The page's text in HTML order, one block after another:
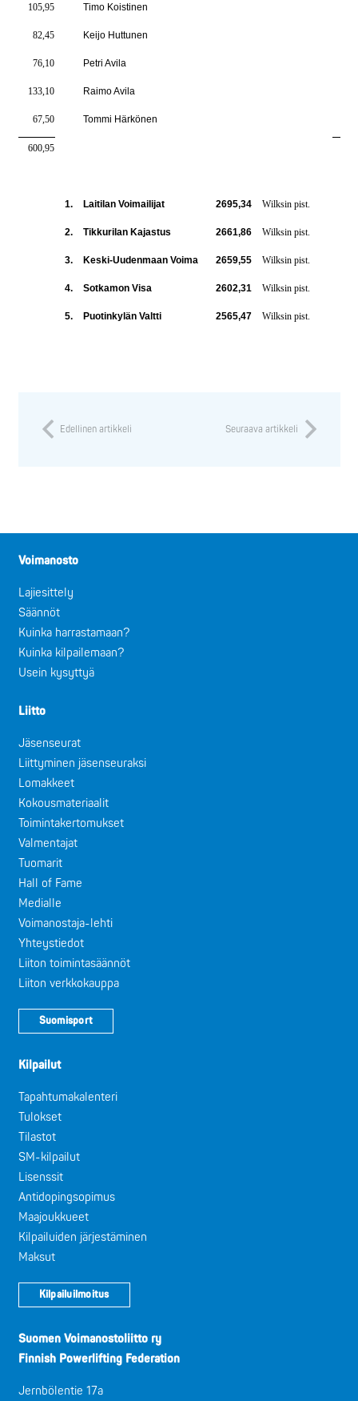
105,95 Timo Koistinen
82,45 Keijo Huttunen
76,10 Petri Avila
133,10 Raimo Avila
67,50 Tommi Härkönen
600,95
1. Laitilan Voimailijat 2695,34 Wilksin pist.
2. Tikkurilan Kajastus 2661,86 Wilksin pist.
3. Keski-Uudenmaan Voima 2659,55 Wilksin pist.
4. Sotkamon Visa 2602,31 Wilksin pist.
5. Puotinkylän Valtti 2565,47 Wilksin pist.
Edellinen artikkeli Seuraava artikkeli
Voimanosto
Lajiesittely
Säännöt
Kuinka harrastamaan?
Kuinka kilpailemaan?
Usein kysyttyä
Liitto
Jäsenseurat
Liittyminen jäsenseuraksi
Lomakkeet
Kokousmateriaalit
Toimintakertomukset
Valmentajat
Tuomarit
Hall of Fame
Medialle
Voimanostaja-lehti
Yhteystiedot
Liiton toimintasäännöt
Liiton verkkokauppa
Suomisport
Kilpailut
Tapahtumakalenteri
Tulokset
Tilastot
SM-kilpailut
Lisenssit
Antidopingsopimus
Maajoukkueet
Kilpailuiden järjestäminen
Maksut
Kilpailuilmoitus
Suomen Voimanostoliitto ry
Finnish Powerlifting Federation
Jernbölentie 17a